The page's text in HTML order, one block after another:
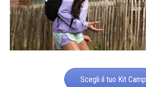
Scegli il tuo Kit Camp